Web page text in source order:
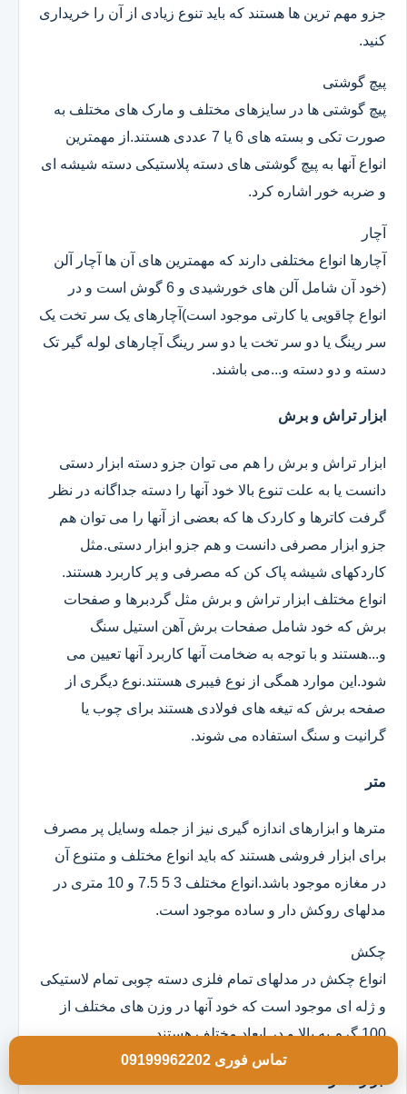
جزو مهم ترین ها هستند که باید تنوع زیادی از آن را خریداری
کنید.
پیچ گوشتی
پیچ گوشتی ها در سایزهای مختلف و مارک های مختلف به
صورت تکی و بسته های 6 یا 7 عددی هستند.از مهمترین
انواع آنها به پیچ گوشتی های دسته پلاستیکی دسته شیشه ای
و ضربه خور اشاره کرد.
آچار
آچارها انواع مختلفی دارند که مهمترین های آن ها آچار آلن
(خود آن شامل آلن های خورشیدی و 6 گوش است و در
انواع چاقویی یا کارتی موجود است)آچارهای یک سر تخت یک
سر رینگ یا دو سر تخت یا دو سر رینگ آچارهای لوله گیر تک
دسته و دو دسته و...می باشند.
ابزار تراش و برش
ابزار تراش و برش را هم می توان جزو دسته ابزار دستی
دانست یا به علت تنوع بالا خود آنها را دسته جداگانه در نظر
گرفت کاترها و کاردک ها که بعضی از آنها را می توان هم
جزو ابزار مصرفی دانست و هم جزو ابزار دستی.مثل
کاردکهای شیشه پاک کن که مصرفی و پر کاربرد هستند.
انواع مختلف ابزار تراش و برش مثل گردبرها و صفحات
برش که خود شامل صفحات برش آهن استیل سنگ
و...هستند و با توجه به ضخامت آنها کاربرد آنها تعیین می
شود.این موارد همگی از نوع فیبری هستند.نوع دیگری از
صفحه برش که تیغه های فولادی هستند برای چوب یا
گرانیت و سنگ استفاده می شوند.
متر
مترها و ابزارهای اندازه گیری نیز از جمله وسایل پر مصرف
برای ابزار فروشی هستند که باید انواع مختلف و متنوع آن
در مغازه موجود باشد.انواع مختلف 3 5 7.5 و 10 متری در
مدلهای روکش دار و ساده موجود است.
چکش
انواع چکش در مدلهای تمام فلزی دسته چوبی تمام لاستیکی
و ژله ای موجود است که خود آنها در وزن های مختلف از
100 گرم به بالا و در ابعاد مختلف هستند.
تماس فوری 09199962202